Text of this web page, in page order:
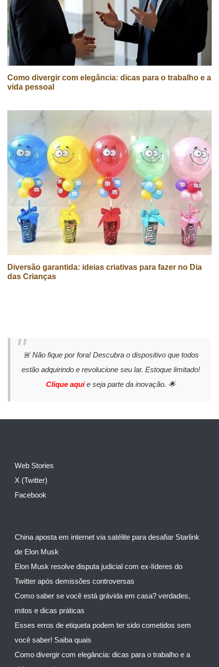
Como divergir com elegância: dicas para o trabalho e a
vida pessoal
Diversão garantida: ideias criativas para fazer no Dia
das Crianças
🚨 Não fique por fora! Descubra o dispositivo que todos
estão adquirindo e revolucione seu lar. Estoque limitado!
Clique aquie seja parte da inovação. 🌟
Web Stories
X (Twitter)
Facebook
China aposta em internet via satélite para desafiar Starlink
de Elon Musk
Elon Musk resolve disputa judicial com ex-líderes do
Twitter após demissões controversas
Como saber se você está grávida em casa? verdades,
mitos e dicas práticas
Esses erros de etiqueta podem ter sido cometidos sem
você saber! Saiba quais
Como divergir com elegância: dicas para o trabalho e a